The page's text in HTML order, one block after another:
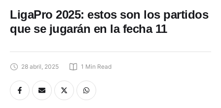
LigaPro 2025: estos son los partidos
que se jugarán en la fecha 11
28 abril, 2025 1 Min Read